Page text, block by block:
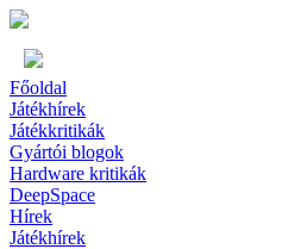
Főoldal
Játékhírek
Játékkritikák
Gyártói blogok
Hardware kritikák
DeepSpace
Hírek
Játékhírek